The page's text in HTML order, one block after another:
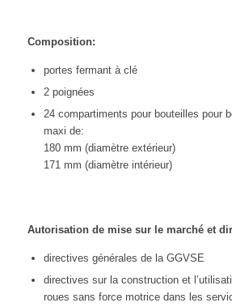
Composition:
portes fermant à clé
2 poignées
24 compartiments pour bouteilles pour
maxi de:
180 mm (diamètre extérieur)
171 mm (diamètre intérieur)
Autorisation de mise sur le marché et
directives générales de la GGVSE
directives sur la construction et
roues sans force motrice dans les